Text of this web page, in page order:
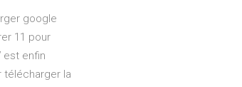
google
11 pour
est enfin
télécharger la